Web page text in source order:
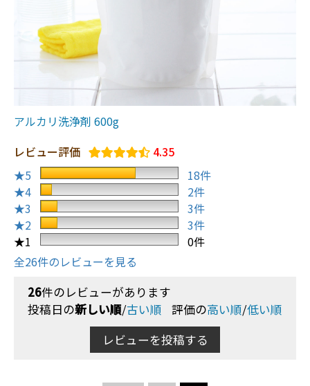
アルカリ洗浄剤 600g
レビュー評価
4.35
★5
18件
★4
2件
★3
3件
★2
3件
★1
0件
全26件のレビューを見る
26件のレビューがあります
投稿日の新しい順/古い順 評価の高い順/低い順
レビューを投稿する